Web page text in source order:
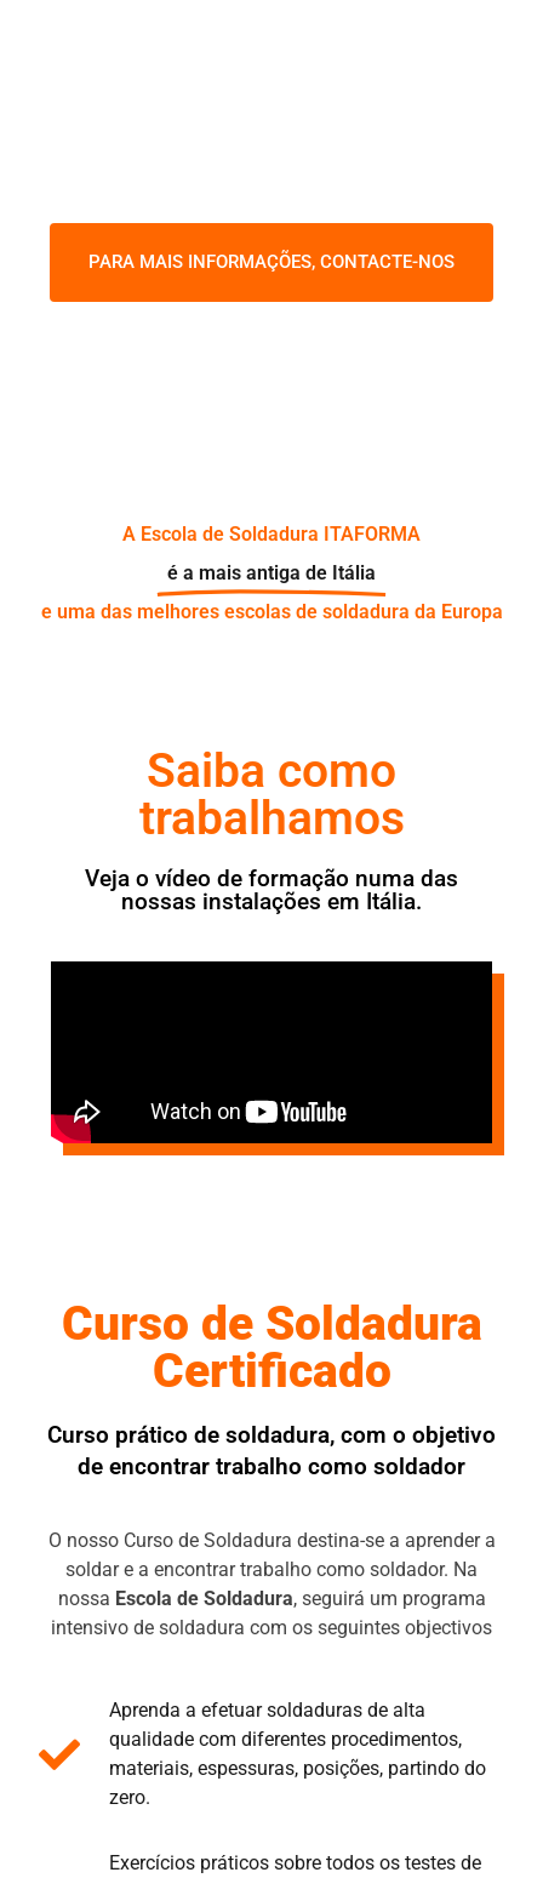
PARA MAIS INFORMAÇÕES, CONTACTE-NOS
A Escola de Soldadura ITAFORMA
é a mais antiga de Itália
e uma das melhores escolas de soldadura da Europa
Saiba como
trabalhamos
Veja o vídeo de formação numa das
nossas instalações em Itália.
Curso de Soldadura
Certificado
Curso prático de soldadura, com o objetivo
de encontrar trabalho como soldador
O nosso Curso de Soldadura destina-se a aprender a
soldar e a encontrar trabalho como soldador. Na
nossa Escola de Soldadura, seguirá um programa
intensivo de soldadura com os seguintes objectivos
Aprenda a efetuar soldaduras de alta
qualidade com diferentes procedimentos,
materiais, espessuras, posições, partindo do
zero.
Exercícios práticos sobre todos os testes de